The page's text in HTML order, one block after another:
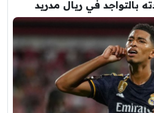
بالتواجد في ريال مدريد